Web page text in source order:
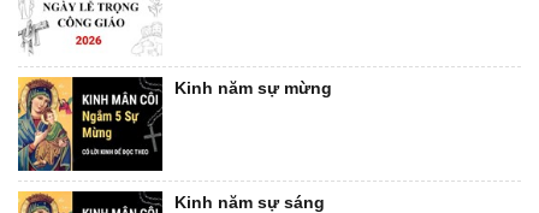
Kinh năm sự mừng
Kinh năm sự sáng